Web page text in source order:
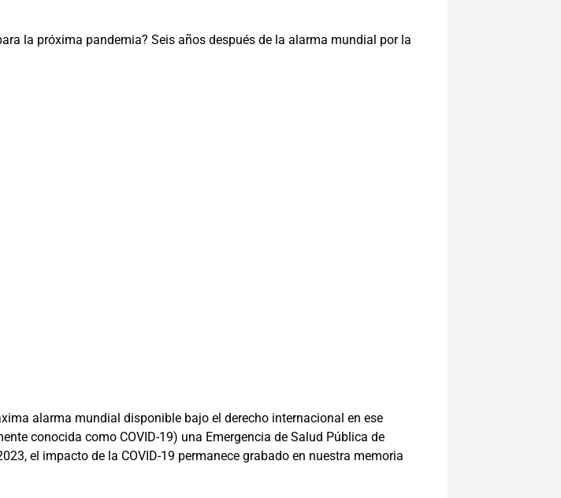
la próxima pandemia? Seis años después de la alarma mundial por la
alarma mundial disponible bajo el derecho internacional en ese
conocida como COVID-19) una Emergencia de Salud Pública de
el impacto de la COVID-19 permanece grabado en nuestra memoria